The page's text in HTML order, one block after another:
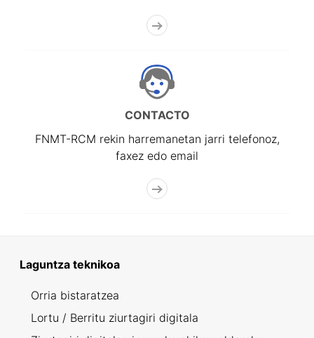
CONTACTO
FNMT-RCM rekin harremanetan jarri telefonoz,
faxez edo email
Laguntza teknikoa
Orria bistaratzea
Lortu / Berritu ziurtagiri digitala